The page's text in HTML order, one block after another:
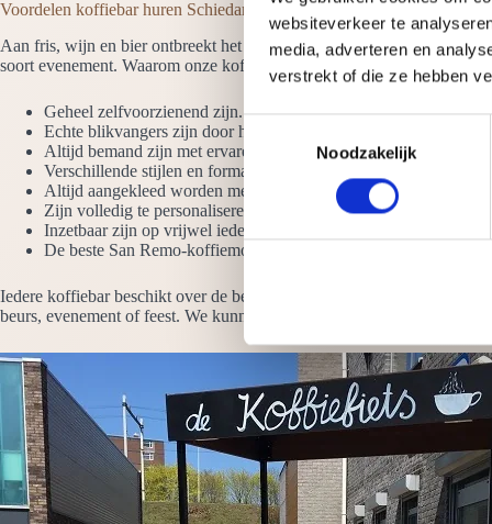
websiteverkeer te
media, adverteren en
verstrekt of die ze hebben
T
o
e
s
t
e
m
i
g
s
s
e
l
Noodzakelijk
Voordelen koffiebar huren Schiedam
Aan fris, wijn en bier ontbreekt het meestal niet op een evenement,
soort evenement. Waarom onze koffiebars huren? Omdat ze:
Geheel zelfvoorzienend zijn. Het enige wat we nodig hebben is
Echte blikvangers zijn door het hoogglans ontwerp en de LED-
Altijd bemand zijn met ervaren barista’s die uit de voeten
Verschillende stijlen en formaten hebben. Denk aan de koffie
Altijd aangekleed worden met vazen koffiebonen
Zijn volledig te personaliseren met jouw logo
Inzetbaar zijn op vrijwel iedere plek, zowel binnen als buiten
De beste San Remo-koffiemolens en espressomachines hebben
Iedere koffiebar beschikt over de beste koffiemachines, molens en
beurs, evenement of feest. We kunnen de koffiebar geheel inrichten